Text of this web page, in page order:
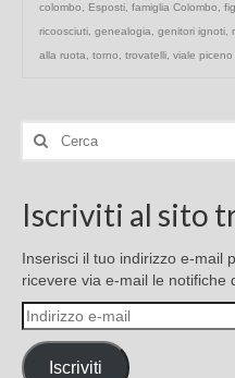
colombo
Esposti famiglia Colombo
ricoosciuti genealogia genitori ignoti
alla ruota
torno trovatelli viale piceno
Cerca:
Iscriviti al sito
Inserisci il tuo indirizzo e-mail
ricevere via e-mail le notifiche
Indirizzo
e-
mail
Iscriviti